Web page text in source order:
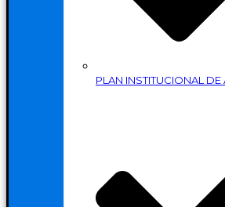
PLAN INSTITUCIONAL DE